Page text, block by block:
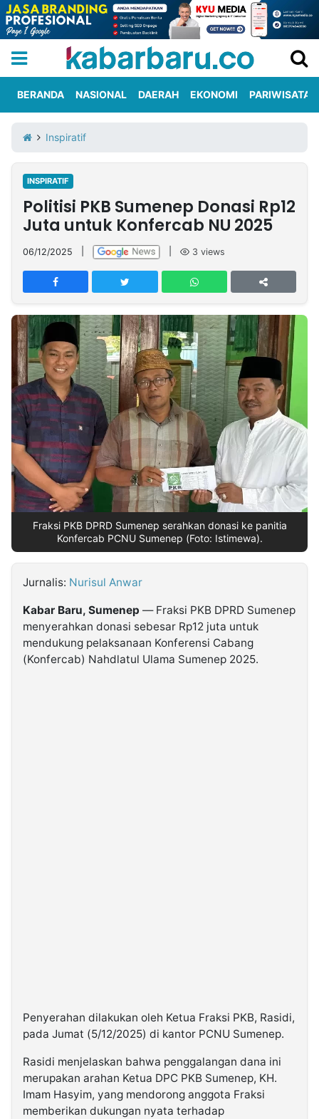
Iklan
Berita
Kami
Nasional
International
Olahraga
Entertainment
Daerah
Pariwisata
Kuliner
Kolom
Network
PT
TREETAN
MULTIMEDIA
INDONESIA
Partner
Insight
NTB
Suara
Time
Lens
IDN
Daily
Jogja
Jalan
Rakyat
Idealita
News
Kita
Notice
Dinamikapost.com
Radar
Baru
Seedbacklink
Follow
Kabarbaru
BERANDA NASIONAL DAERAH EKONOMI PARIWISATA
Inspiratif
INSPIRATIF
Politisi PKB Sumenep Donasi Rp12
Juta untuk Konfercab NU 2025
06/12/2025 3 views
Fraksi PKB DPRD Sumenep serahkan donasi ke panitia
Konfercab PCNU Sumenep (Foto: Istimewa).
Jurnalis: Nurisul Anwar
Kabar Baru, Sumenep — Fraksi PKB DPRD Sumenep
menyerahkan donasi sebesar Rp12 juta untuk
mendukung pelaksanaan Konferensi Cabang
(Konfercab) Nahdlatul Ulama Sumenep 2025.
Penyerahan dilakukan oleh Ketua Fraksi PKB, Rasidi,
pada Jumat (5/12/2025) di kantor PCNU Sumenep.
Rasidi menjelaskan bahwa penggalangan dana ini
merupakan arahan Ketua DPC PKB Sumenep, KH.
Imam Hasyim, yang mendorong anggota Fraksi
memberikan dukungan nyata terhadap